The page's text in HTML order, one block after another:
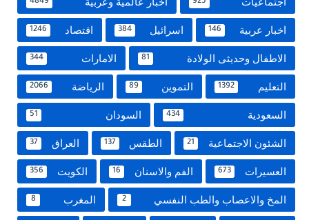
اخبار عربية 146 اسرائيل 384 اقتصاد 1246
الاطفال وحديثى الولادة 81 الامارات 344
التعليم 1392 التموين 89 الرياضة 2066
السعودية 434 السودان 51
الشئون الاجتماعية 21 الطقس 137 العراق 37
العسيرات 673 الفم والاسنان 16 الكويت 356
المخ والاعصاب والطب النفسي 2 المغرب 8